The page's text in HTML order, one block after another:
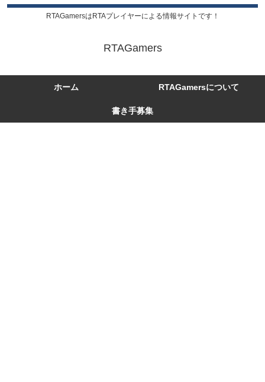
RTAGamersはRTAプレイヤーによる情報サイトです！
RTAGamers
ホーム RTAGamersについて
書き手募集